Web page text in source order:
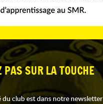
PAS SUR LA TOUCHE
du club est dans notre newsletter